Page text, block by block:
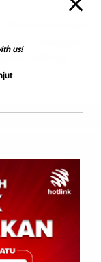
hiburan ke industri
miliknya,
us!